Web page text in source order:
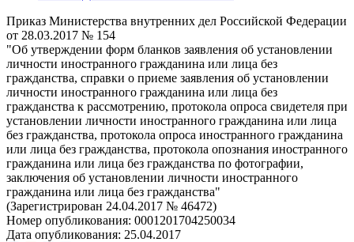
Приказ Министерства внутренних дел Российской Федерации
от 28.03.2017 № 154
"Об утверждении форм бланков заявления об установлении
личности иностранного гражданина или лица без
гражданства, справки о приеме заявления об установлении
личности иностранного гражданина или лица без
гражданства к рассмотрению, протокола опроса свидетеля при
установлении личности иностранного гражданина или лица
без гражданства, протокола опроса иностранного гражданина
или лица без гражданства, протокола опознания иностранного
гражданина или лица без гражданства по фотографии,
заключения об установлении личности иностранного
гражданина или лица без гражданства"
(Зарегистрирован 24.04.2017 № 46472)
Номер опубликования: 0001201704250034
Дата опубликования: 25.04.2017